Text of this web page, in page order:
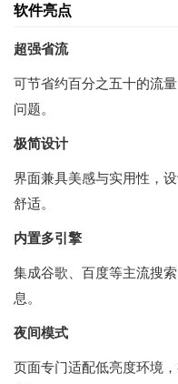
软件亮点
超强省流
可节省约百分之五十的流
问题。
极简设计
界面兼具美感与实用性，
舒适。
内置多引擎
集成谷歌、百度等主流搜
息。
夜间模式
页面专门适配低亮度环境